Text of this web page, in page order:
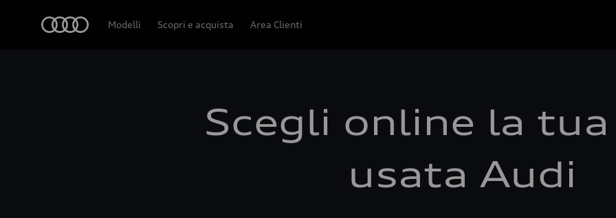
Modelli Scopri e acquista Area Clienti
Scegli online la
usata Audi